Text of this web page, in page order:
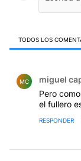
TODOS LOS
MC miguel
Pero
el fullero
RESPONDER